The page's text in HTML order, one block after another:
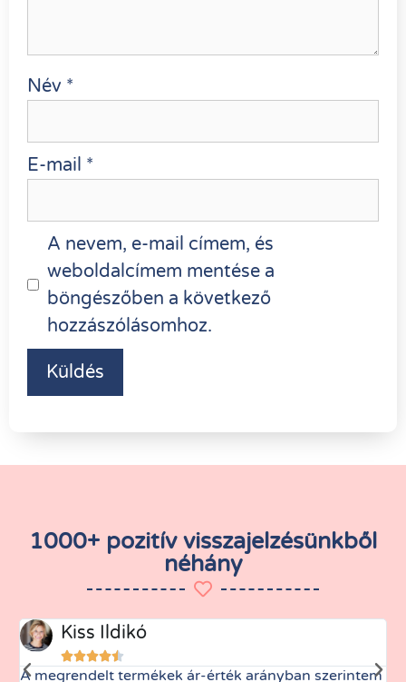
Név *
E-mail *
A nevem, e-mail címem, és
weboldalcímem mentése a
böngészőben a következő
hozzászólásomhoz.
1000+ pozitív visszajelzésünkből
néhány
Kiss Ildikó

A megrendelt termékek ár-érték arányban szerintem